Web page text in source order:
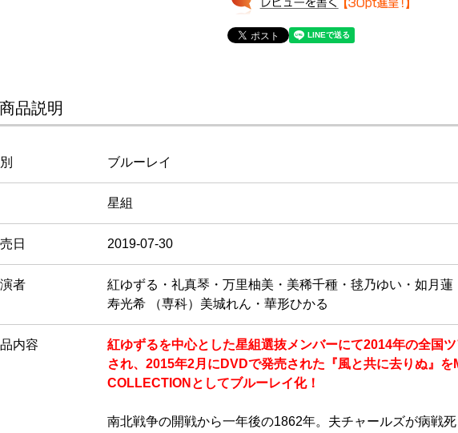
商品説明
ブルーレイ
星組
日 2019-07-30
者
紅ゆずる・礼真琴・万里柚美・美稀千種・毬乃ゆい・如月蓮
寿光希 （専科）美城れん・華形ひかる
内容
紅ゆずるを中心とした星組選抜メンバーにて2014年の全国
され、2015年2月にDVDで発売された『風と共に去りぬ』
COLLECTIONとしてブルーレイ化！
南北戦争の開戦から一年後の1862年。夫チャールズが病戦